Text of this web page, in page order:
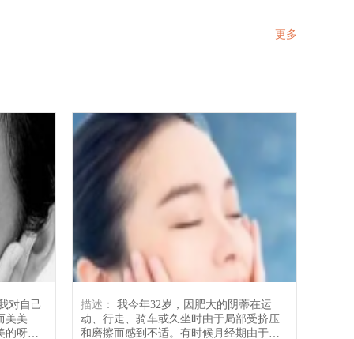
更多
美美
的呀，
描述：
动、行走、骑车或久坐时由于局部受挤压
和磨擦而感到不适。有时候月经期由于卫